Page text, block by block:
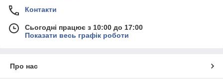
Контакти
Сьогодні працює з 10:00 до 17:00
Показати весь графік роботи
Про нас